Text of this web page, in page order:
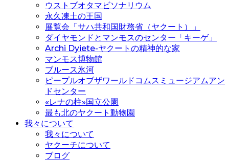
ウストブオタマビソナリウム
永久凍土の王国
展覧会「サハ共和国財務省（ヤクート）」
ダイヤモンドとマンモスのセンター「キーゲ」
Archi Dyiete-ヤクートの精神的な家
マンモス博物館
ブルース氷河
ピープルオブザワールドコムスミュージアムアン
ドセンター
«レナの柱»国立公園
最も北のヤクート動物園
我々について
我々について
ヤクーチについて
ブログ